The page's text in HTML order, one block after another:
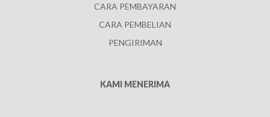
CARA PEMBAYARAN
CARA PEMBELIAN
PENGIRIMAN
KAMI MENERIMA